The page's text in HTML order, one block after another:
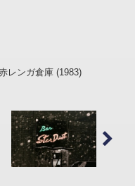
レンガ倉庫 (1983)